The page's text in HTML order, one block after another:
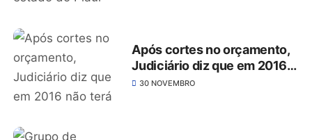
Após cortes no orçamento,
Judiciário diz que em 2016
não terá urna eletrônica
30 NOVEMBRO